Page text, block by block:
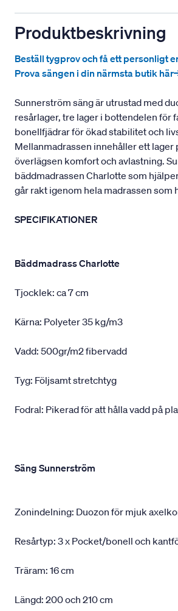
Produktbeskrivning
Beställ tygprov och få ett personligt
Prova sängen i din närmsta butik
Sunnerström säng är utrustad med
resårlager, tre lager i bottendelen för
bonellfjädrar för ökad stabilitet och
Mellanmadrassen innehåller ett
överlägsen komfort och avlastning.
bäddmadrassen Charlotte som
går rakt igenom hela madrassen som
SPECIFIKATIONER
Bäddmadrass Charlotte
Tjocklek: ca 7 cm
Kärna: Polyeter 35 kg/m3
Vadd: 500gr/m2 fibervadd
Tyg: Följsamt stretchtyg
Fodral: Pikerad för att hålla vadd på
Säng Sunnerström
Zonindelning: Duozon för mjuk
Resårtyp: 3 x Pocket/bonell och
Träram: 16 cm
Längd: 200 och 210 cm